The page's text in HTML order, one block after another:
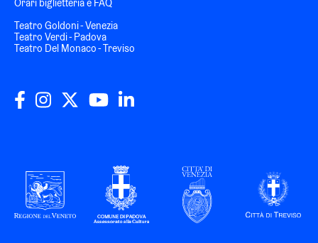
Orari biglietteria e FAQ
Teatro Goldoni - Venezia
Teatro Verdi - Padova
Teatro Del Monaco - Treviso